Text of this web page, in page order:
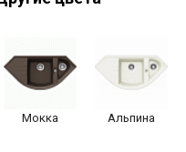
Мокка Альпина